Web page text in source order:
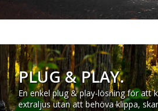
PLUG & PLAY.
En enkel plug & play-lösning för att
extraljus utan att behöva klippa,